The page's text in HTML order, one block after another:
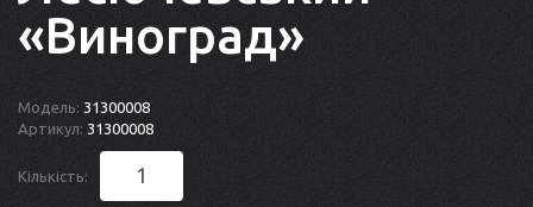
«Виноград»
Модель: 31300008
Артикул: 31300008
Кількість: